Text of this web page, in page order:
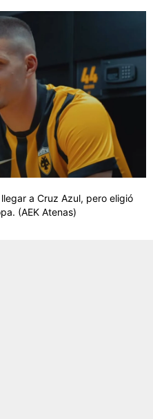
a Cruz Azul, pero eligió
(AEK Atenas)